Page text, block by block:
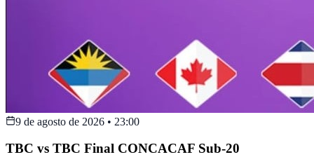
9 de agosto de 2026 • 23:00
TBC vs TBC Final CONCACAF Sub-20